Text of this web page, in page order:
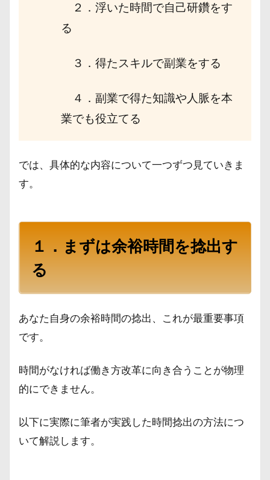
２．浮いた時間で自己研鑽をす
る
３．得たスキルで副業をする
４．副業で得た知識や人脈を本
業でも役立てる
では、具体的な内容について一つずつ見ていきま
す。
１．まずは余裕時間を捻出す
る
あなた自身の余裕時間の捻出、これが最重要事項
です。
時間がなければ働き方改革に向き合うことが物理
的にできません。
以下に実際に筆者が実践した時間捻出の方法につ
いて解説します。